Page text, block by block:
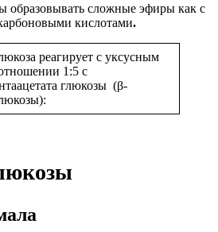
образовывать сложные эфиры как с
кислотами.
реагирует с уксусным
1:5 с
глюкозы (β-